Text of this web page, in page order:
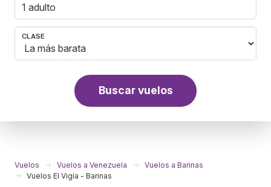
1 adulto
CLASE
Buscar vuelos
Vuelos Vuelos a Venezuela
Vuelos a Barinas
Vuelos El Vigía - Barinas